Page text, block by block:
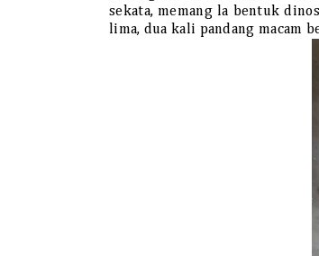
sekata, memang la bentuk
lima, dua kali pandang macam